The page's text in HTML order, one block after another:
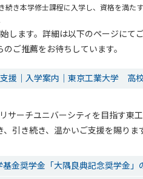
続き本学修士課程に入学し、資格を満た
します。詳細は以下のページにて
ご推薦をお待ちしています。
援｜入学案内｜東京工業大学 高
サーチユニバーシティを目指す東
引き続き、温かいご支援を賜りま
金奨学金「大隅良典記念奨学金」